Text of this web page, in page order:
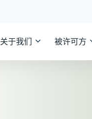
关于我们 被许可方